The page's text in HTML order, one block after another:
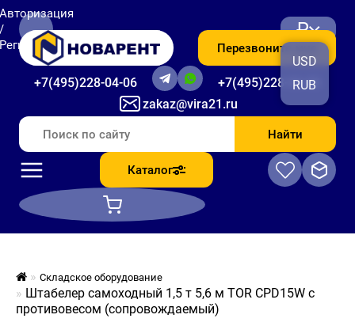
zakaz@vira21.ru
+7(495)228-04-06 +7(495)228-06-56
Перезвоните мне
₽
USD
RUB
Найти
Каталог
Складское оборудование
Штабелер самоходный 1,5 т 5,6 м TOR CPD15W с
противовесом (сопровождаемый)